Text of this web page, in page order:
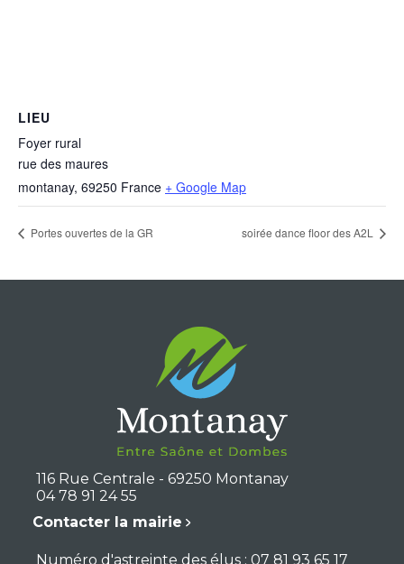
LIEU
Foyer rural
rue des maures
montanay, 69250 France + Google Map
Portes ouvertes de la GR soirée dance floor des A2L
116 Rue Centrale - 69250 Montanay
04 78 91 24 55
Contacter la mairie
Numéro d'astreinte des élus : 07 81 93 65 17